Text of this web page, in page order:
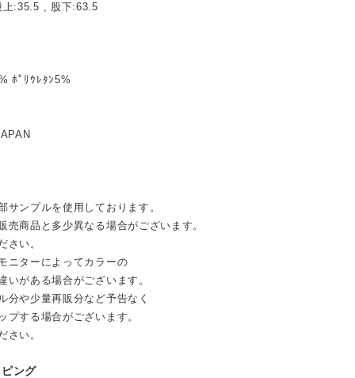
:35.5 , 股下:63.5
ﾎﾟﾘｳﾚﾀﾝ5%
サンプルを使用しております。
商品と多少異なる場合がございます。
い。
ニターによってカラーの
がある場合がございます。
分や少量再販分など予告なく
する場合がございます。
い。
ング